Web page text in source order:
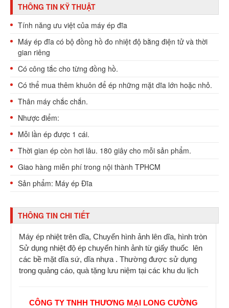
THÔNG TIN KỸ THUẬT
Tính năng ưu việt của máy ép đĩa
Máy ép đĩa có bộ đồng hồ đo nhiệt độ bằng điện tử và thời
gian riêng
Có công tắc cho từng đồng hồ.
Có thể mua thêm khuôn để ép những mặt dĩa lớn hoặc nhỏ.
Thân máy chắc chắn.
Nhược điểm:
Mỗi lần ép được 1 cái.
Thời gian ép còn hơi lâu. 180 giây cho mỗi sản phẩm.
Giao hàng miễn phí trong nội thành TPHCM
Sản phẩm: Máy ép Đĩa
THÔNG TIN CHI TIẾT
Máy ép nhiệt trên dĩa, Chuyển hình ảnh lên dĩa, hình tròn
Sử dụng nhiệt độ ép chuyển hình ảnh từ giấy thuốc lên
các bề mặt dĩa sứ, dĩa nhựa . Thường được sử dụng
trong quảng cáo, quà tặng lưu niệm tại các khu du lịch
CÔNG TY TNHH THƯƠNG MẠI LONG CƯỜNG